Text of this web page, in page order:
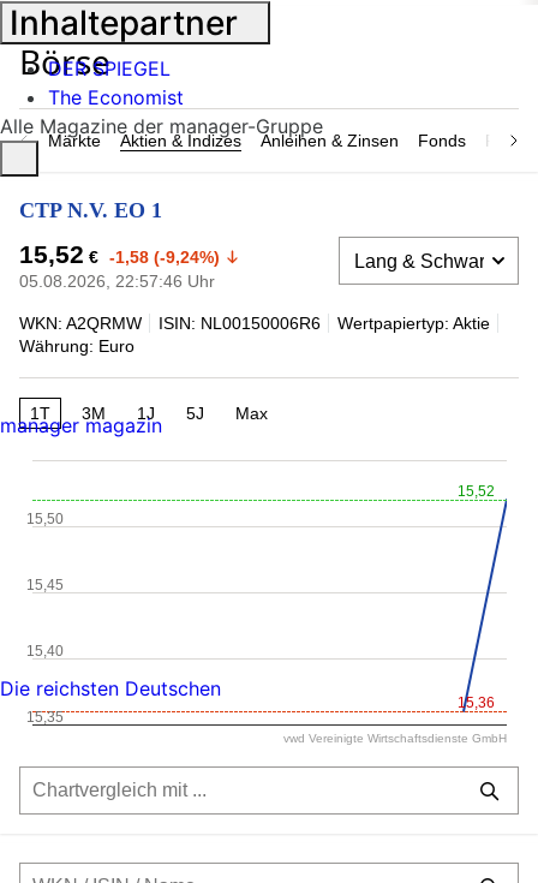
Märkte Aktien & Indizes Anleihen & Zinsen Fonds
CTP N.V. EO 1
15,52 € -1,58 (-9,24%)
05.08.2026, 22:57:46 Uhr
WKN: A2QRMW ISIN: NL00150006R6
Wertpapiertyp: Aktie
Währung: Euro
1T 3M 1J 5J Max
15,52
15,36
15,35
15,40
15,45
15,50
vwd Vereinigte Wirtschaftsdienste GmbH
Inhaltepartner
DER SPIEGEL
The Economist
Alle Magazine der manager-Gruppe
manager magazin
Die reichsten Deutschen